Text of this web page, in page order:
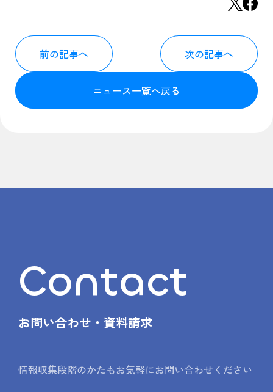
前の記事へ 次の記事へ
ニュース一覧へ戻る
Contact
お問い合わせ・資料請求
情報収集段階のかたもお気軽にお問い合わせください